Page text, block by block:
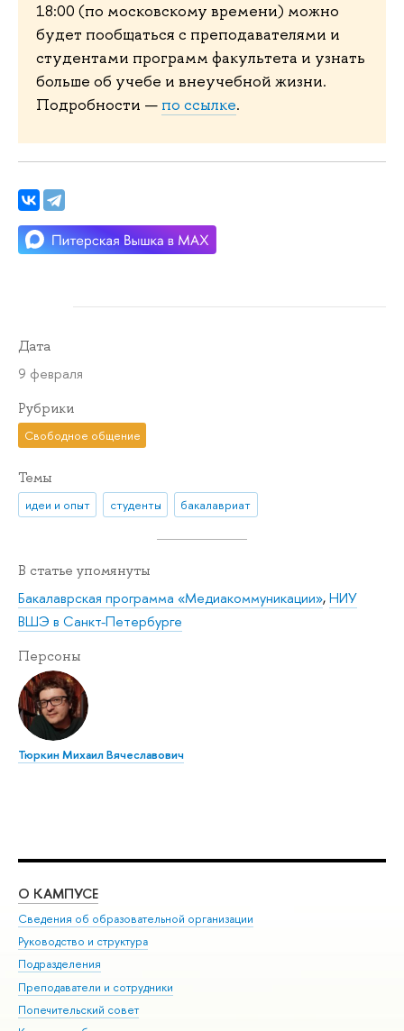
18:00 (по московскому времени) можно
будет пообщаться с преподавателями и
студентами программ факультета и узнать
больше об учебе и внеучебной жизни.
Подробности — по ссылке.
Дата
9 февраля
Рубрики
Свободное общение
Темы
идеи и опыт студенты бакалавриат
В статье упомянуты
Бакалаврская программа «Медиакоммуникации»,НИУ
ВШЭ в Санкт-Петербурге
Персоны
Тюркин Михаил Вячеславович
О КАМПУСЕ
Сведения об образовательной организации
Руководство и структура
Подразделения
Преподаватели и сотрудники
Попечительский совет